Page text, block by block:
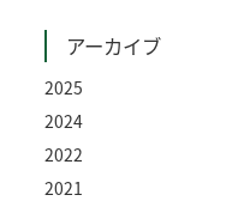
アーカイブ
2025
2024
2022
2021